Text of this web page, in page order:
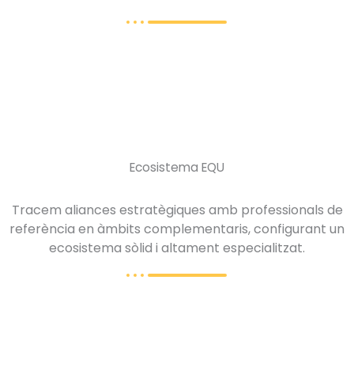
Ecosistema EQU
Tracem aliances estratègiques amb professionals de
referència en àmbits complementaris, configurant un
ecosistema sòlid i altament especialitzat.